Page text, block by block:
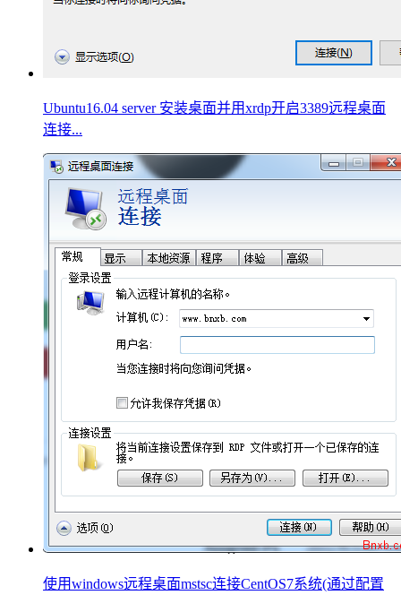
Ubuntu16.04 server 安装桌面并用xrdp开启3389远程桌面
连接...
使用windows远程桌面mstsc连接CentOS7系统(通过配置